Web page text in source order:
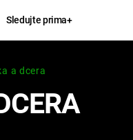
Sledujte prima+
Zábava
a dcera